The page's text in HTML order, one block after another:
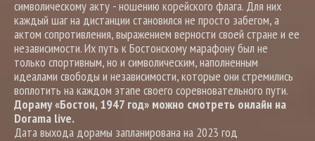
символическому акту - ношению корейского флага. Для них
каждый шаг на дистанции становился не просто забегом, а
актом сопротивления, выражением верности своей стране и ее
независимости. Их путь к Бостонскому марафону был не
только спортивным, но и символическим, наполненным
идеалами свободы и независимости, которые они стремились
воплотить на каждом этапе своего соревновательного пути.
Дораму «Бостон, 1947 год» можно смотреть онлайн на
Dorama live.
Дата выхода дорамы запланирована на 2023 год